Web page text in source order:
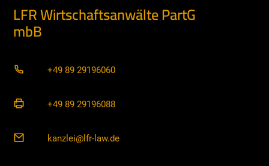
LFR Wirtschaftsanwälte PartG
mbB
+49 89 29196060
+49 89 29196088
kanzlei@lfr-law.de